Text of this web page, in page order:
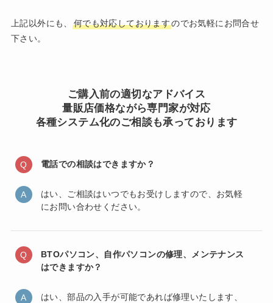
上記以外にも、 何でも対応しておりますのでお気軽にお問合せ
下さい。
ご購入前の適切なアドバイス
量販店価格ながら専門家が対応
各種システム化のご相談も承っております
電話での相談はできますか？
はい、ご相談はいつでもお受けしますので、お気軽
にお問い合わせください。
BTOパソコン、自作パソコンの修理、メンテナンス
はできますか？
はい、部品の入手が可能であれば修理いたします、